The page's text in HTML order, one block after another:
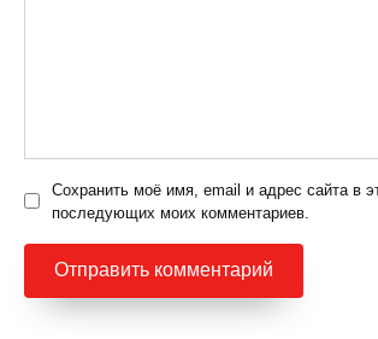
Сохранить моё имя, email и адрес сайта в
последующих моих комментариев.